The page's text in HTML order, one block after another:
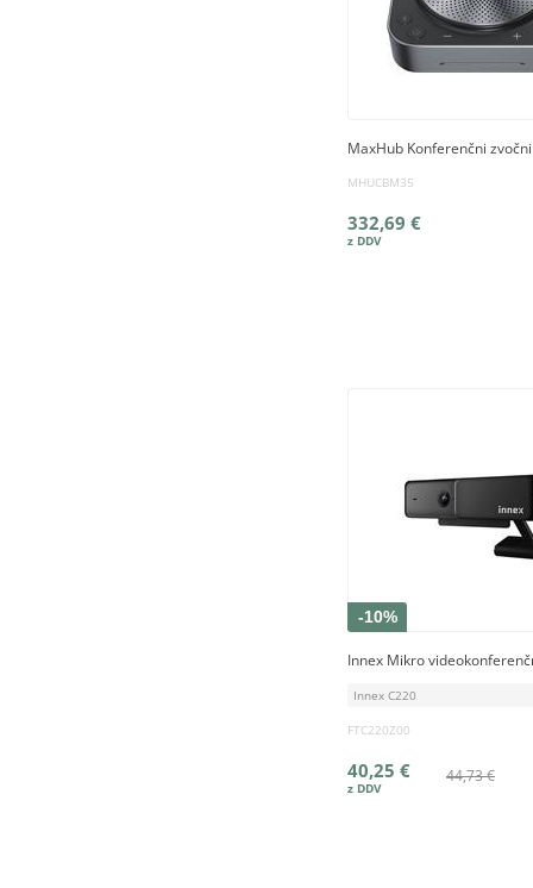
MaxHub Konferenčni
MHUCBM35
332,69 €
-10%
Innex Mikro
Innex C220
FTC220Z00
44,73 €
40,25 €